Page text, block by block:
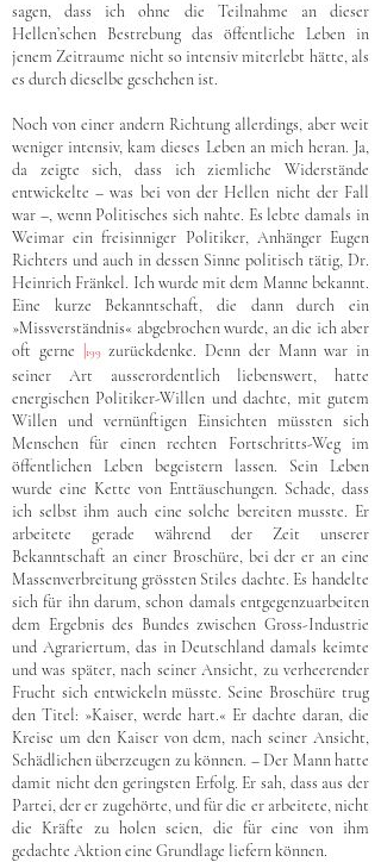
sagen, dass ich ohne die Teilnahme an dieser
Hellen’schen Bestrebung das öffentliche Leben in
jenem Zeitraume nicht so intensiv miterlebt hätte, als
es durch dieselbe geschehen ist.
Noch von einer andern Richtung allerdings, aber weit
weniger intensiv, kam dieses Leben an mich heran. Ja,
da zeigte sich, dass ich ziemliche Widerstände
entwickelte – was bei von der Hellen nicht der Fall
war –, wenn Politisches sich nahte. Es lebte damals in
Weimar ein freisinniger Politiker, Anhänger Eugen
Richters und auch in dessen Sinne politisch tätig, Dr.
Heinrich Fränkel. Ich wurde mit dem Manne bekannt.
Eine kurze Bekanntschaft, die dann durch ein
»Missverständnis« abgebrochen wurde, an die ich aber
oft gerne
199zurückdenke. Denn der Mann war in
seiner Art ausserordentlich liebenswert, hatte
energischen Politiker-Willen und dachte, mit gutem
Willen und vernünftigen Einsichten müssten sich
Menschen für einen rechten Fortschritts-Weg im
öffentlichen Leben begeistern lassen. Sein Leben
wurde eine Kette von Enttäuschungen. Schade, dass
ich selbst ihm auch eine solche bereiten musste. Er
arbeitete gerade während der Zeit unserer
Bekanntschaft an einer Broschüre, bei der er an eine
Massenverbreitung grössten Stiles dachte. Es handelte
sich für ihn darum, schon damals entgegenzuarbeiten
dem Ergebnis des Bundes zwischen Gross-Industrie
und Agrariertum, das in Deutschland damals keimte
und was später, nach seiner Ansicht, zu verheerender
Frucht sich entwickeln müsste. Seine Broschüre trug
den Titel: »Kaiser, werde hart.« Er dachte daran, die
Kreise um den Kaiser von dem, nach seiner Ansicht,
Schädlichen überzeugen zu können. – Der Mann hatte
damit nicht den geringsten Erfolg. Er sah, dass aus der
Partei, der er zugehörte, und für die er arbeitete, nicht
die Kräfte zu holen seien, die für eine von ihm
gedachte Aktion eine Grundlage liefern können.